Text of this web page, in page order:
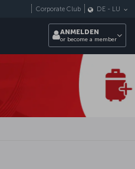
Corporate Club DE - LU
ANMELDEN
or become a member